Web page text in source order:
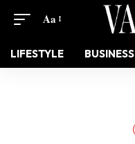
Aa
LIFESTYLE BUSINESS